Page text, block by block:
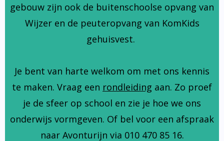
gebouw zijn ook de buitenschoolse opvang van
Wijzer en de peuteropvang van KomKids
gehuisvest.
Je bent van harte welkom om met ons kennis
te maken. Vraag een rondleiding aan. Zo proef
je de sfeer op school en zie je hoe we ons
onderwijs vormgeven. Of bel voor een afspraak
naar Avonturijn via 010 470 85 16.